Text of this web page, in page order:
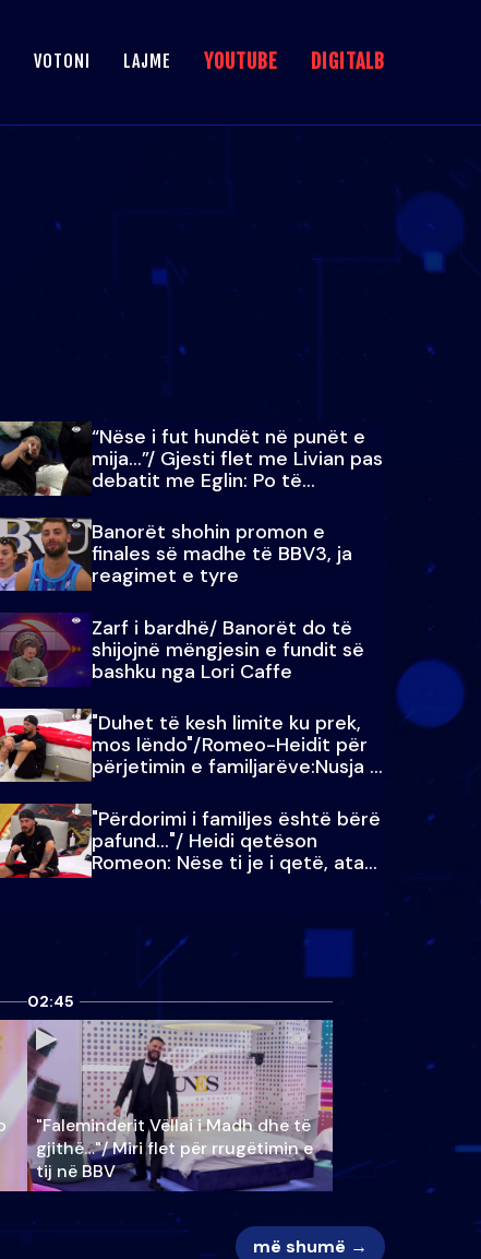
VOTONI LAJME YOUTUBE DIGITALB
“Nëse i fut hundët në punët e
mija…”/ Gjesti flet me Livian pas
debatit me Eglin: Po të
paralajmëroj
Banorët shohin promon e
finales së madhe të BBV3, ja
reagimet e tyre
Zarf i bardhë/ Banorët do të
shijojnë mëngjesin e fundit së
bashku nga Lori Caffe
"Duhet të kesh limite ku prek,
mos lëndo"/Romeo-Heidit për
përjetimin e familjarëve:Nusja e
Julit…
"Përdorimi i familjes është bërë
pafund…"/ Heidi qetëson
Romeon: Nëse ti je i qetë, ata
qetësohen
02:45
"Faleminderit Vëllai i Madh dhe të
gjithë…"/ Miri flet për rrugëtimin e
tij në BBV
më shumë →